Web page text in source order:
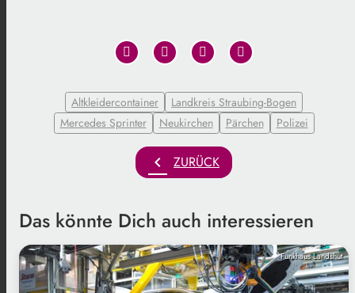
Altkleidercontainer
Landkreis Straubing-Bogen
Mercedes Sprinter
Neukirchen Pärchen Polizei
chevron_left ZURÜCK
Das könnte Dich auch interessieren
Funkhaus Landshut